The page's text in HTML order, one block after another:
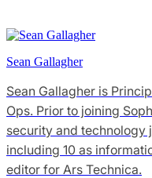
Sean Gallagher
Sean Gallagher is
Ops. Prior to joining
security and technology
including 10 as
editor for Ars Technica.